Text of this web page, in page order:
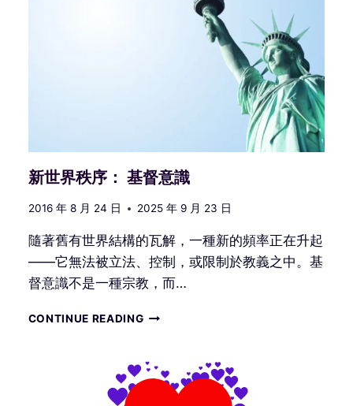
新世界秩序： 基督意識
2016 年 8 月 24 日 2025 年 9 月 23 日
隨著舊有世界結構的瓦解，一種新的頻率正在升起
——它無法被立法、控制，或限制於教義之中。基
督意識不是一種宗教，而…
CONTINUE READING新
秩
序：